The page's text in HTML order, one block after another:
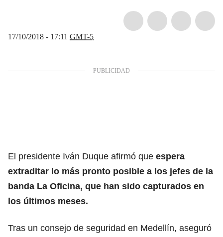
17/10/2018 - 17:11 GMT-5
El presidente Iván Duque afirmó que espera
extraditar lo más pronto posible a los jefes de la
banda La Oficina, que han sido capturados en
los últimos meses.
Tras un consejo de seguridad en Medellín, aseguró